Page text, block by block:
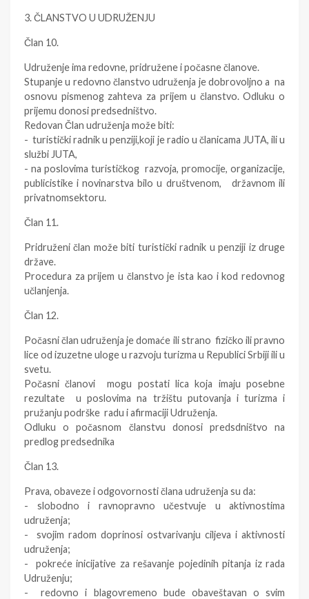
3. ČLANSTVO U UDRUŽENJU
Član 10.
Udruženje ima redovne, pridružene i počasne članove.
Stupanje u redovno članstvo udruženja je dobrovoljno a na
osnovu pismenog zahteva za prijem u članstvo. Odluku o
prijemu donosi predsedništvo.
Redovan Član udruženja može biti:
- turistički radnik u penziji,koji je radio u članicama JUTA, ili u
službi JUTA,
- na poslovima turističkog razvoja, promocije, organizacije,
publicistike i novinarstva bilo u društvenom, državnom ili
privatnomsektoru.
Član 11.
Pridruženi član može biti turistički radnik u penziji iz druge
države.
Procedura za prijem u članstvo je ista kao i kod redovnog
učlanjenja.
Član 12.
Počasni član udruženja je domaće ili strano fizičko ili pravno
lice od izuzetne uloge u razvoju turizma u Republici Srbiji ili u
svetu.
Počasni članovi mogu postati lica koja imaju posebne
rezultate u poslovima na tržištu putovanja i turizma i
pružanju podrške radu i afirmaciji Udruženja.
Odluku o počasnom članstvu donosi predsdništvo na
predlog predsednika
Član 13.
Prava, obaveze i odgovornosti člana udruženja su da:
- slobodno i ravnopravno učestvuje u aktivnostima
udruženja;
- svojim radom doprinosi ostvarivanju ciljeva i aktivnosti
udruženja;
- pokreće inicijative za rešavanje pojedinih pitanja iz rada
Udruženju;
- redovno i blagovremeno bude obaveštavan o svim